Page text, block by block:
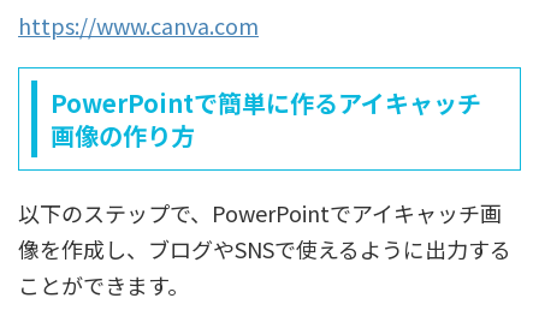
https://www.canva.com
PowerPointで簡単に作るアイキャッチ
画像の作り方
以下のステップで、PowerPointでアイキャッチ画
像を作成し、ブログやSNSで使えるように出力する
ことができます。